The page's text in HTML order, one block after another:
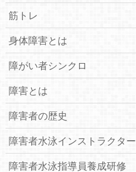
筋トレ
身体障害とは
障がい者シンクロ
障害とは
障害者の歴史
障害者水泳インストラクター
障害者水泳指導員養成研修